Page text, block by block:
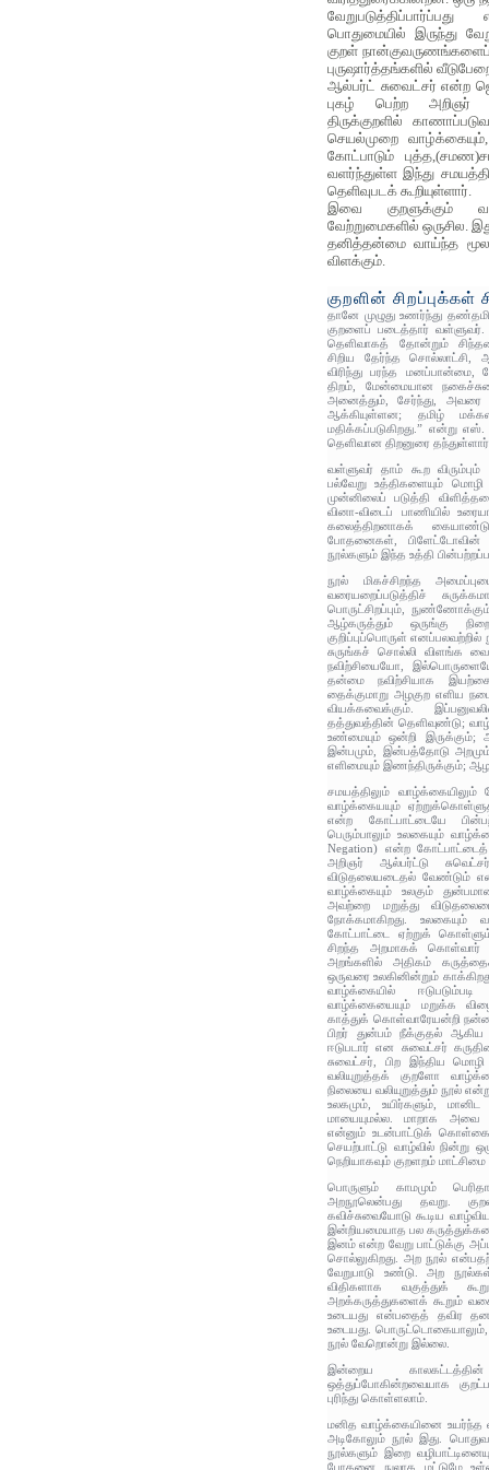
பொதுமையில் இருந்து
குறள்
புருஷார்த்தங்களில்
ஆல்பர்ட் சுவைட்சர் என்ற
புகழ் பெற்ற அறிஞர்
திருக்குறளில்
செயல்முறை
கோட்பாடும்
வளர்ந்துள்ள இந்து
தெளிவுபடக் கூறியுள்ளார்.
இவை குறளுக்கும்
வேற்றுமைகளில் ஒருசில.
தனித்தன்மை வாய்ந்த
விளக்கும்.
குறளின் சிறப்புக்கள்
தானே முழுது உணர்ந்து
குறளைப் படைத்தார்
தெளிவாகத் தோன்றும்
சிறிய தேர்ந்த
விரிந்து பரந்த மனப்பான்மை,
திறம், மேன்மையான
அனைத்தும், சேர்ந்து, அவரை
ஆக்கியுள்ளன; தமிழ்
மதிக்கப்படுகிறது.” என்று
தெளிவான திறனுரை
வள்ளுவர் தாம் கூற
பல்வேறு உத்திகளையும் மொழி
முன்னிலைப் படுத்தி
வினா-விடைப் பாணியில்
கலைத்திறனாகக்
போதனைகள், பிளேட்டோவின்
நூல்களும் இந்த உத்தி
நூல் மிகச்சிறந்த
வரையறைப்படுத்திச்
பொருட்சிறப்பும்,
ஆழ்கருத்தும் ஒருங்கு
குறிப்புப்பொருள்
சுருங்கச் சொல்லி விளங்க
நவிற்சியையோ,
தன்மை நவிற்சியாக
தைக்குமாறு அழகுற எளிய
வியக்கவைக்கும்.
தத்துவத்தின் தெளிவுண்டு;
உண்மையும் ஒன்றி இருக்கும்;
இன்பமும், இன்பத்தோடு அறமும்
எளிமையும் இணந்திருக்கும்;
சமயத்திலும் வாழ்க்கையிலும்
வாழ்க்கையயும்
என்ற கோட்பாட்டையே
பெரும்பாலும் உலகையும்
Negation) என்ற
அறிஞர் ஆல்பர்ட்டு சுவெட்சர்
விடுதலையடைதல் வேண்டும்
வாழ்க்கையும் உலகும்
அவற்றை மறுத்து
நோக்கமாகிறது. உலகையும்
கோட்பாட்டை ஏற்றுக்
சிறந்த அறமாகக் கொள்வார்
அறங்களில் அதிகம்
ஒருவரை உலகினின்றும்
வாழ்க்கையில்
வாழ்க்கையையும் மறுக்க
காத்துக் கொள்வாரேயன்றி
பிறர் துன்பம் நீக்குதல்
ஈடுபடார் என சுவைட்சர்
சுவைட்சர், பிற இந்திய
வலியுறுத்தக் குறளோ
நிலையை வலியுறுத்தும் நூல்
உலகமும், உயிர்களும்,
மாயையுமல்ல. மாறாக
என்னும் உடன்பாட்டுக்
செயற்பாட்டு வாழ்வில் நின்று
நெறியாகவும் குறளறம்
பொருளும் காமமும்
அறநூலென்பது தவறு.
கவிச்சுவையோடு கூடிய
இன்றியமையாத பல
இனம் என்ற வேறு பாட்டுக்கு
சொல்லுகிறது. அற நூல்
வேறுபாடு உண்டு. அற
விதிகளாக வகுத்துக்
அறக்கருத்துகளைக் கூறும்
உடையது என்பதைத் தவிர
உடையது.
நூல் வேறொன்று இல்லை.
இன்றைய காலகட்டத்தின்
ஒத்துப்போகின்றவையாக
புரிந்து கொள்ளலாம்.
மனித வாழ்க்கையினை உயர்ந்த
அடிகோலும் நூல் இது.
நூல்களும் இறை
போதனை நுலாக மட்டுமே